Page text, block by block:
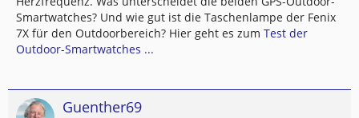
Smartwatches? Und wie gut ist die Taschenlampe der Fenix
7X für den Outdoorbereich? Hier geht es zum Test der
Outdoor-Smartwatches ...
Guenther69